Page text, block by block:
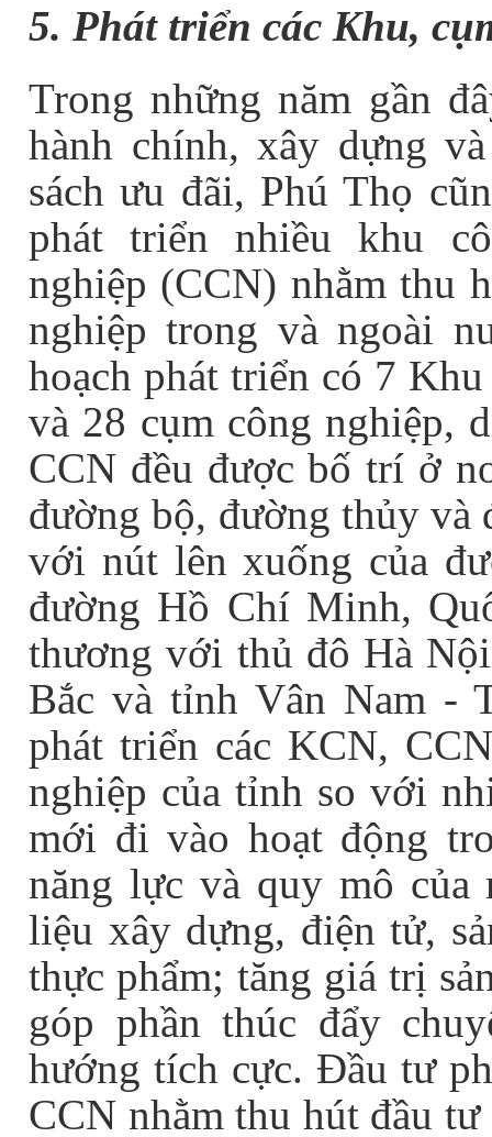
5. Phát triển các Khu,
Trong những năm gần
hành chính, xây dựng
sách ưu đãi, Phú Thọ
phát triển nhiều khu
nghiệp (CCN) nhằm thu
nghiệp trong và ngoài
hoạch phát triển có 7
và 28 cụm công nghiệp,
CCN đều được bố trí ở
đường bộ, đường thủy và
với nút lên xuống của
đường Hồ Chí Minh,
thương với thủ đô Hà
Bắc và tỉnh Vân Nam -
phát triển các KCN,
nghiệp của tỉnh so với
mới đi vào hoạt động
năng lực và quy mô của
liệu xây dựng, điện tử,
thực phẩm; tăng giá trị
góp phần thúc đẩy
hướng tích cực. Đầu tư
CCN nhằm thu hút đầu